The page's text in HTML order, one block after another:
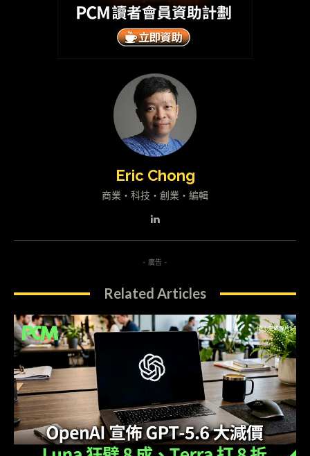
Eric Chong
商業・科技・創業・編輯
- 廣告 -
Related Articles